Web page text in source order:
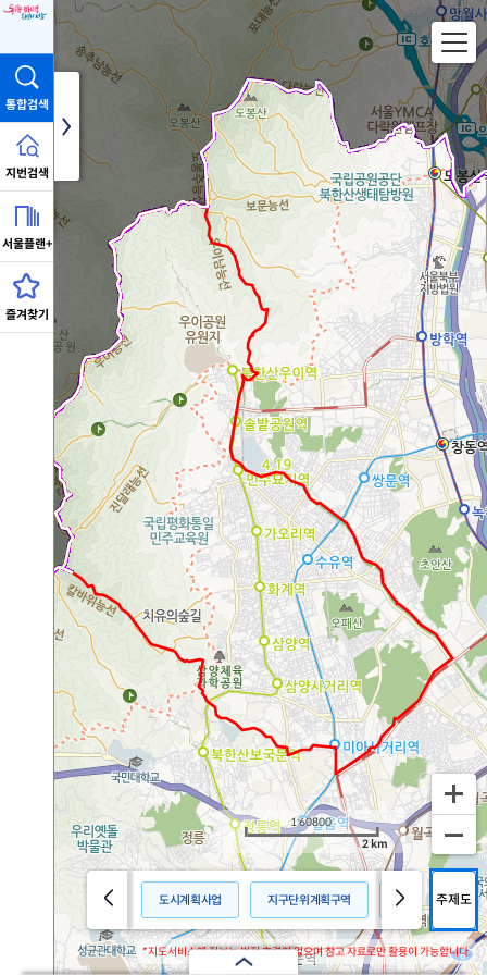
2 km
통합검색선택됨
지번검색
서울플랜+
즐겨찾기
주제도
1:60800
도시계획사업 지구단위계획구역 용도지역
*지도서비스에 정보는 법적 효력이 없으며 참고 자료로만 활용이 가능합니다.